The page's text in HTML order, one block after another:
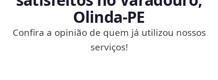
Olinda‑PE
Confira a opinião de quem já utilizou nossos
serviços!